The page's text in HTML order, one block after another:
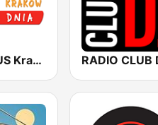
Radio PLUS Kraków RADIO CLUB